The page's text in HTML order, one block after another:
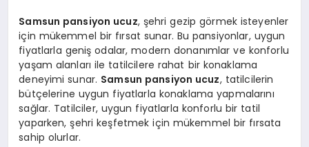
Samsun pansiyon ucuz, şehri gezip görmek isteyenler
için mükemmel bir fırsat sunar. Bu pansiyonlar, uygun
fiyatlarla geniş odalar, modern donanımlar ve konforlu
yaşam alanları ile tatilcilere rahat bir konaklama
deneyimi sunar. Samsun pansiyon ucuz, tatilcilerin
bütçelerine uygun fiyatlarla konaklama yapmalarını
sağlar. Tatilciler, uygun fiyatlarla konforlu bir tatil
yaparken, şehri keşfetmek için mükemmel bir fırsata
sahip olurlar.